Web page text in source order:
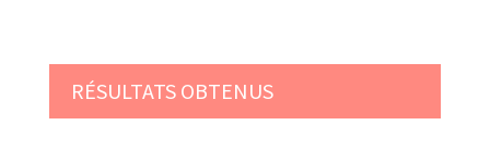
RÉSULTATS OBTENUS